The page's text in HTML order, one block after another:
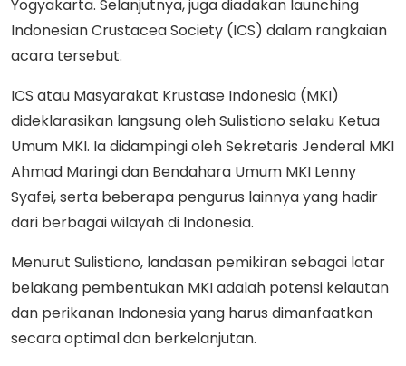
Yogyakarta. Selanjutnya, juga diadakan launching
Indonesian Crustacea Society (ICS) dalam rangkaian
acara tersebut.
ICS atau Masyarakat Krustase Indonesia (MKI)
dideklarasikan langsung oleh Sulistiono selaku Ketua
Umum MKI. Ia didampingi oleh Sekretaris Jenderal MKI
Ahmad Maringi dan Bendahara Umum MKI Lenny
Syafei, serta beberapa pengurus lainnya yang hadir
dari berbagai wilayah di Indonesia.
Menurut Sulistiono, landasan pemikiran sebagai latar
belakang pembentukan MKI adalah potensi kelautan
dan perikanan Indonesia yang harus dimanfaatkan
secara optimal dan berkelanjutan.